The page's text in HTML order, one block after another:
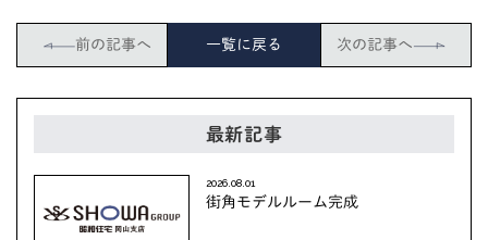
前の記事へ 一覧に戻る 次の記事へ
最新記事
2026.08.01
街角モデルルーム完成